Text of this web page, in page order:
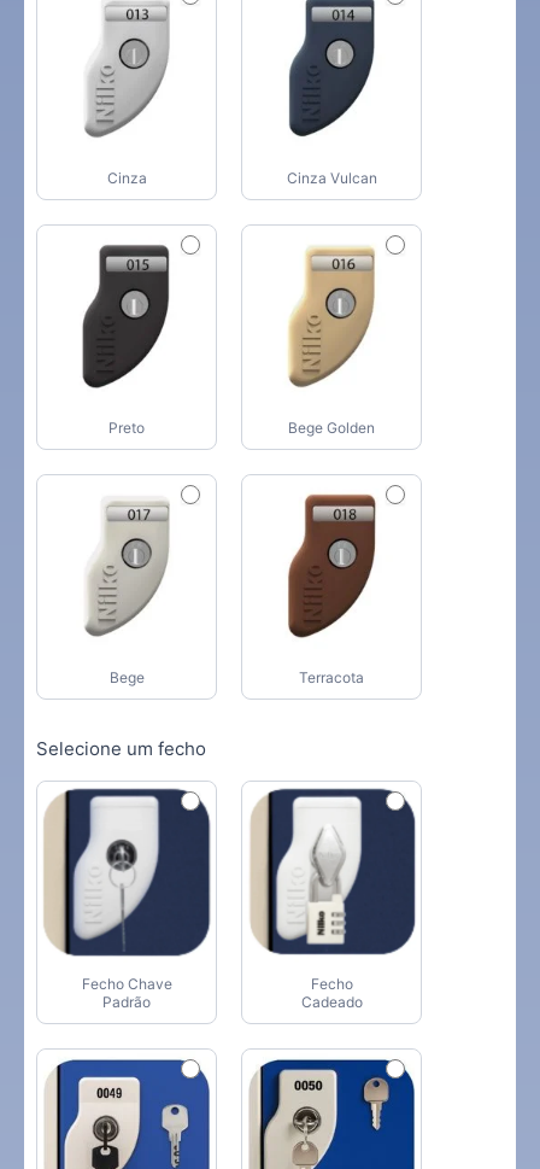
Cinza Cinza Vulcan
Preto Bege Golden
Bege Terracota
Selecione um fecho
Fecho Chave
Padrão
Fecho
Cadeado